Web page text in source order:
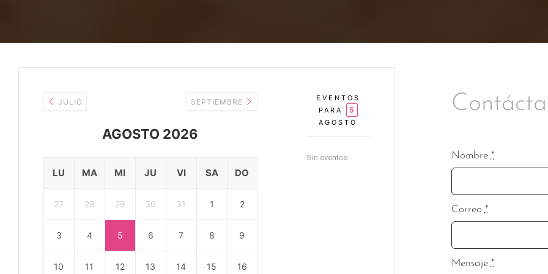
JULIO
AGOSTO 2026
SEPTIEMBRE
LU MA MI JU VI SA DO
27 28 29 30 31 1 2
3 4 5 6 7 8 9
10 11 12 13 14 15 16
EVENTOS
PARA
5
AGOSTO
Sin eventos Nombre *
Correo *
Mensaje *